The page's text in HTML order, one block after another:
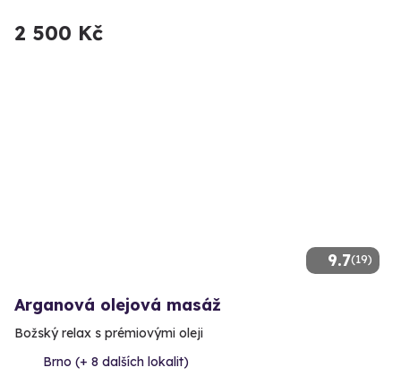
2 500 Kč
9.7(19)
Arganová olejová masáž
Božský relax s prémiovými oleji
Brno (+ 8 dalších lokalit)